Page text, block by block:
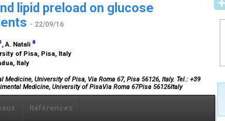
lipid preload on glucose
- 22/09/16
b, A. Natali a
of Pisa, Pisa, Italy
Italy
University of Pisa, Via Roma 67, Pisa 56126, Italy. Tel.: +39
Medicine, University of PisaVia Roma 67Pisa 56126Italy
Références